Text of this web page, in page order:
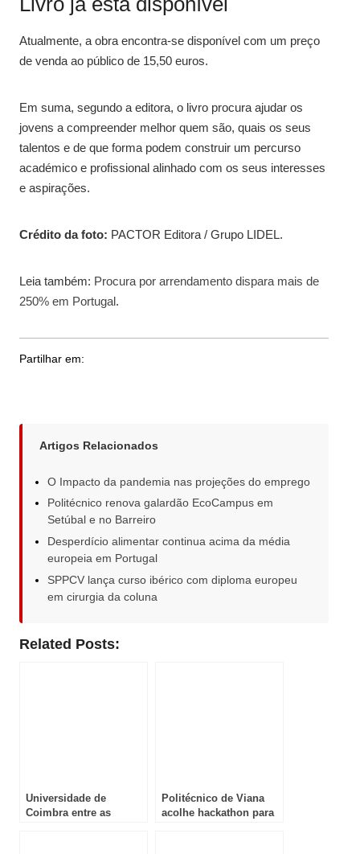
Atualmente, a obra encontra-se disponível com um preço
de venda ao público de 15,50 euros.
Em suma, segundo a editora, o livro procura ajudar os
jovens a compreender melhor quem são, quais os seus
talentos e de que forma podem construir um percurso
académico e profissional alinhado com os seus interesses
e aspirações.
Crédito da foto: PACTOR Editora / Grupo LIDEL.
Leia também: Procura por arrendamento dispara mais de
250% em Portugal.
Partilhar em:
Artigos Relacionados
O Impacto da pandemia nas projeções do emprego
Politécnico renova galardão EcoCampus em
Setúbal e no Barreiro
Desperdício alimentar continua acima da média
europeia em Portugal
SPPCV lança curso ibérico com diploma europeu
em cirurgia da coluna
Related Posts:
Universidade de
Coimbra entre as
Politécnico de Viana
acolhe hackathon para